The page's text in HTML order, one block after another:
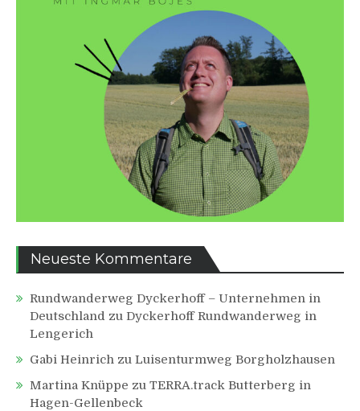
Neueste Kommentare
Rundwanderweg Dyckerhoff – Unternehmen in
Deutschland zu Dyckerhoff Rundwanderweg in
Lengerich
Gabi Heinrich zu Luisenturmweg Borgholzhausen
Martina Knüppe zu TERRA.track Butterberg in
Hagen-Gellenbeck